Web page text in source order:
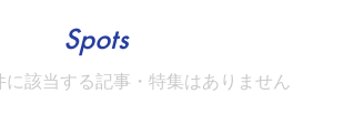
Spots
に該当する記事・特集はありません